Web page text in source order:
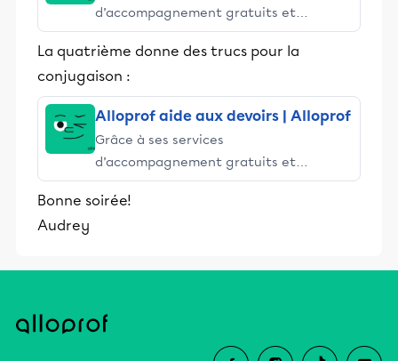
d’accompagnement gratuits et
stimulants, Alloprof engage les élèves
et leurs parents dans la réussite
éducative.
La quatrième donne des trucs pour la
conjugaison :
Alloprof aide aux devoirs | Alloprof
Grâce à ses services
d’accompagnement gratuits et
stimulants, Alloprof engage les élèves
et leurs parents dans la réussite
Bonne soirée!
Audrey